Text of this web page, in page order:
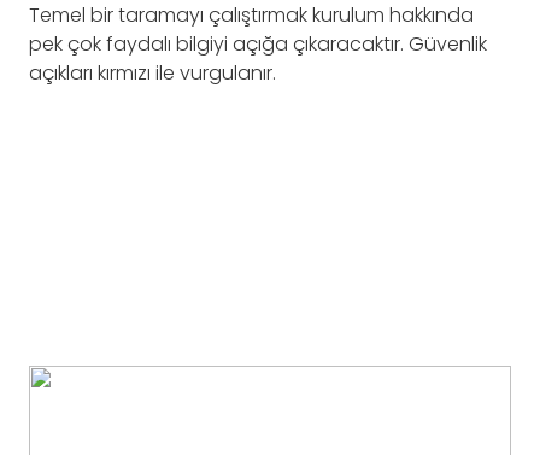
Temel bir taramayı çalıştırmak kurulum hakkında
pek çok faydalı bilgiyi açığa çıkaracaktır. Güvenlik
açıkları kırmızı ile vurgulanır.